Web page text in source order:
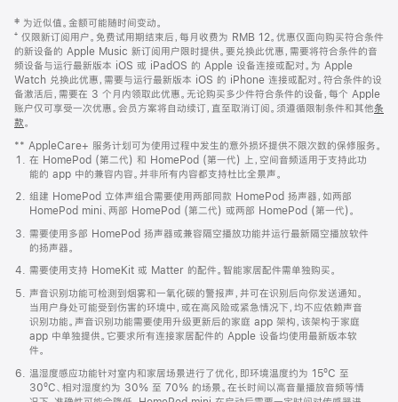
页
页
脚
注
‡ 为近似值。金额可能随时间变动。
⁺ 仅限新订阅用户。免费试用期结束后，每月收费为 RMB 12。优惠仅面向购买符合条件
的新设备的 Apple Music 新订阅用户限时提供。要兑换此优惠，需要将符合条件的音
频设备与运行最新版本 iOS 或 iPadOS 的 Apple 设备连接或配对。为 Apple
Watch 兑换此优惠，需要与运行最新版本 iOS 的 iPhone 连接或配对。符合条件的设
备激活后，需要在 3 个月内领取此优惠。无论购买多少件符合条件的设备，每个 Apple
账户仅可享受一次优惠。会员方案将自动续订，直至取消订阅。须遵循限制条件和其他条
款。
窗
口
中
打
开)
** AppleCare+ 服务计划可为使用过程中发生的意外损坏提供不限次数的保修服务。
在 HomePod (第二代) 和 HomePod (第一代) 上，空间音频适用于支持此功
能的 app 中的兼容内容。并非所有内容都支持杜比全景声。
组建 HomePod 立体声组合需要使用两部同款 HomePod 扬声器，如两部
HomePod mini、两部 HomePod (第二代) 或两部 HomePod (第一代)。
需要使用多部 HomePod 扬声器或兼容隔空播放功能并运行最新隔空播放软件
的扬声器。
需要使用支持 HomeKit 或 Matter 的配件。智能家居配件需单独购买。
声音识别功能可检测到烟雾和一氧化碳的警报声，并可在识别后向你发送通知。
当用户身处可能受到伤害的环境中，或在高风险或紧急情况下，均不应依赖声音
识别功能。声音识别功能需要使用升级更新后的家庭 app 架构，该架构于家庭
app 中单独提供。它要求所有连接家居配件的 Apple 设备均使用最新版本软
件。
温湿度感应功能针对室内和家居场景进行了优化，即环境温度约为 15ºC 至
30ºC、相对湿度约为 30% 至 70% 的场景。在长时间以高音量播放音频等情